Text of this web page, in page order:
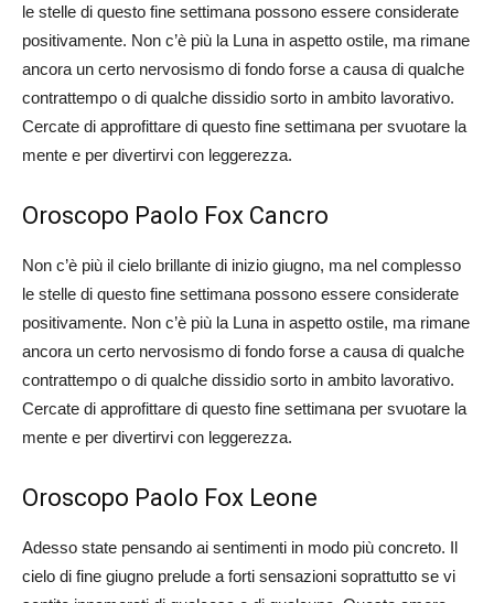
le stelle di questo fine settimana possono essere considerate
positivamente. Non c’è più la Luna in aspetto ostile, ma rimane
ancora un certo nervosismo di fondo forse a causa di qualche
contrattempo o di qualche dissidio sorto in ambito lavorativo.
Cercate di approfittare di questo fine settimana per svuotare la
mente e per divertirvi con leggerezza.
Oroscopo Paolo Fox Cancro
Non c’è più il cielo brillante di inizio giugno, ma nel complesso
le stelle di questo fine settimana possono essere considerate
positivamente. Non c’è più la Luna in aspetto ostile, ma rimane
ancora un certo nervosismo di fondo forse a causa di qualche
contrattempo o di qualche dissidio sorto in ambito lavorativo.
Cercate di approfittare di questo fine settimana per svuotare la
mente e per divertirvi con leggerezza.
Oroscopo Paolo Fox Leone
Adesso state pensando ai sentimenti in modo più concreto. Il
cielo di fine giugno prelude a forti sensazioni soprattutto se vi